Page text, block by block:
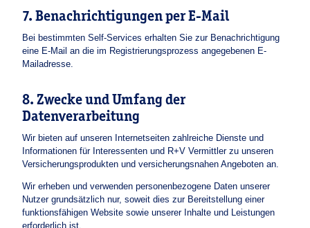
7. Benachrichtigungen per E-Mail
Bei bestimmten Self-Services erhalten Sie zur Benachrichtigung
eine E-Mail an die im Registrierungsprozess angegebenen E-
Mailadresse.
8. Zwecke und Umfang der
Datenverarbeitung
Wir bieten auf unseren Internetseiten zahlreiche Dienste und
Informationen für Interessenten und R+V Vermittler zu unseren
Versicherungsprodukten und versicherungsnahen Angeboten an.
Wir erheben und verwenden personenbezogene Daten unserer
Nutzer grundsätzlich nur, soweit dies zur Bereitstellung einer
funktionsfähigen Website sowie unserer Inhalte und Leistungen
erforderlich ist.